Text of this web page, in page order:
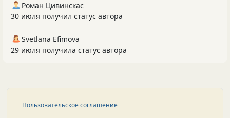
Роман Цивинскас
30 июля получил статус автора
Svetlana Efimova
29 июля получила статус автора
Пользовательское соглашение